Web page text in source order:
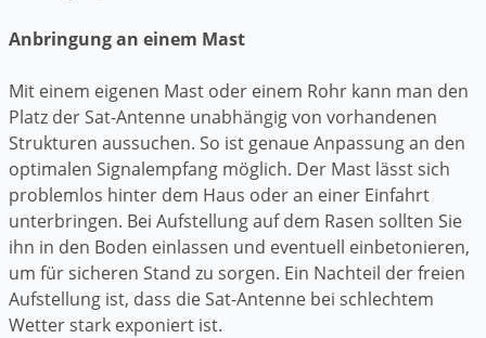
Anbringung an einem Mast
Mit einem eigenen Mast oder einem Rohr kann man den
Platz der Sat-Antenne unabhängig von vorhandenen
Strukturen aussuchen. So ist genaue Anpassung an den
optimalen Signalempfang möglich. Der Mast lässt sich
problemlos hinter dem Haus oder an einer Einfahrt
unterbringen. Bei Aufstellung auf dem Rasen sollten Sie
ihn in den Boden einlassen und eventuell einbetonieren,
um für sicheren Stand zu sorgen. Ein Nachteil der freien
Aufstellung ist, dass die Sat-Antenne bei schlechtem
Wetter stark exponiert ist.